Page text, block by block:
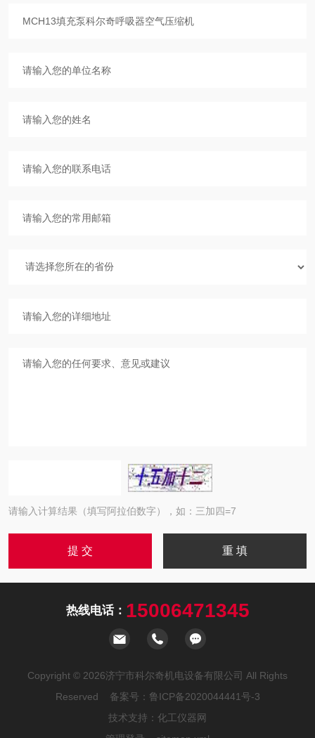
请输入计算结果（填写阿拉伯数字），如：三加四=7
热线电话： 15006471345
Copyright © 2026济宁市科尔奇机电设备有限公司 All Rights
Reserved 备案号： 鲁ICP备2020044441号-3
技术支持： 化工仪器网